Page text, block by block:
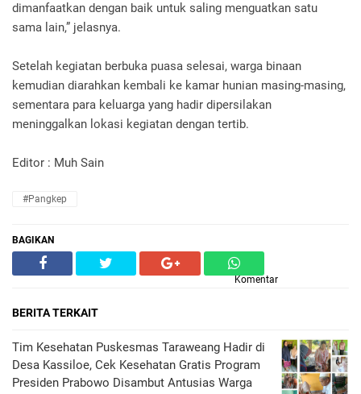
dimanfaatkan dengan baik untuk saling menguatkan satu
sama lain,” jelasnya.
Setelah kegiatan berbuka puasa selesai, warga binaan
kemudian diarahkan kembali ke kamar hunian masing-masing,
sementara para keluarga yang hadir dipersilakan
meninggalkan lokasi kegiatan dengan tertib.
Editor : Muh Sain
#Pangkep
BAGIKAN
Komentar
BERITA TERKAIT
Tim Kesehatan Puskesmas Taraweang Hadir di
Desa Kassiloe, Cek Kesehatan Gratis Program
Presiden Prabowo Disambut Antusias Warga